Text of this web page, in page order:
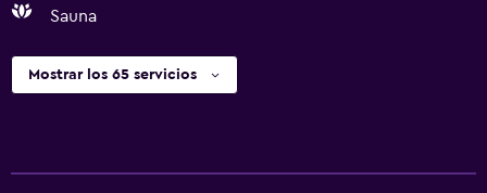
Sauna
Mostrar los 65 servicios